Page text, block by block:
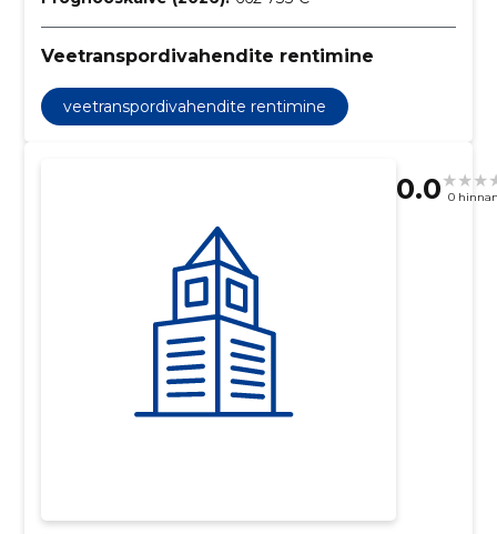
Veetranspordivahendite rentimine
veetranspordivahendite rentimine
0.0 0